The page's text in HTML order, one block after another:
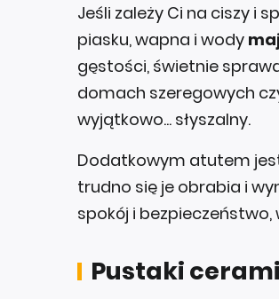
Jeśli zależy Ci na ciszy i
piasku, wapna i wody
gęstości, świetnie
domach szeregowych
wyjątkowo... słyszalny.
Dodatkowym atutem
trudno się je obrabia i
spokój i
Pustaki